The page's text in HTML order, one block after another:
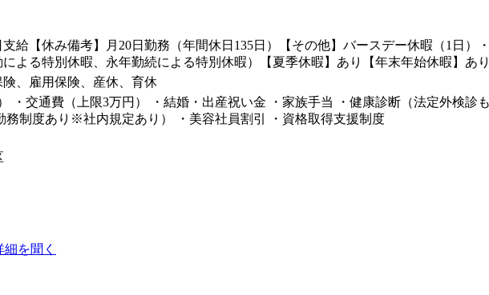
支給【休み備考】月20日勤務（年間休日135日）【その他】バースデー休暇（1日
よる特別休暇、永年勤続による特別休暇）【夏季休暇】あり【年末年始休暇】あ
、雇用保険、産休、育休
・交通費（上限3万円） ・結婚・出産祝い金 ・家族手当 ・健康診断（法定外検
務制度あり※社内規定あり） ・美容社員割引 ・資格取得支援制度